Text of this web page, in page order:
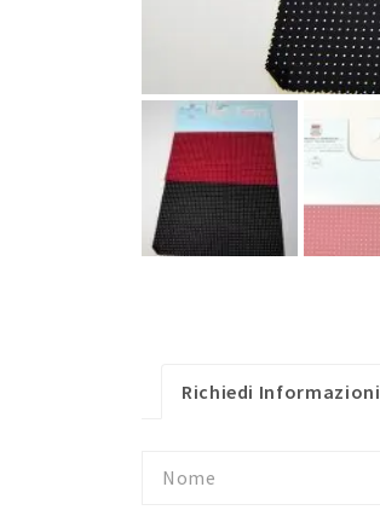
Richiedi Informazioni
Nome